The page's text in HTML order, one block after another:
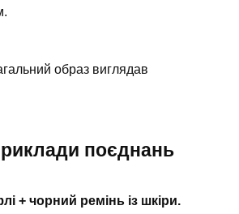
образ виглядав
поєднань
+ чорний ремінь із шкіри.